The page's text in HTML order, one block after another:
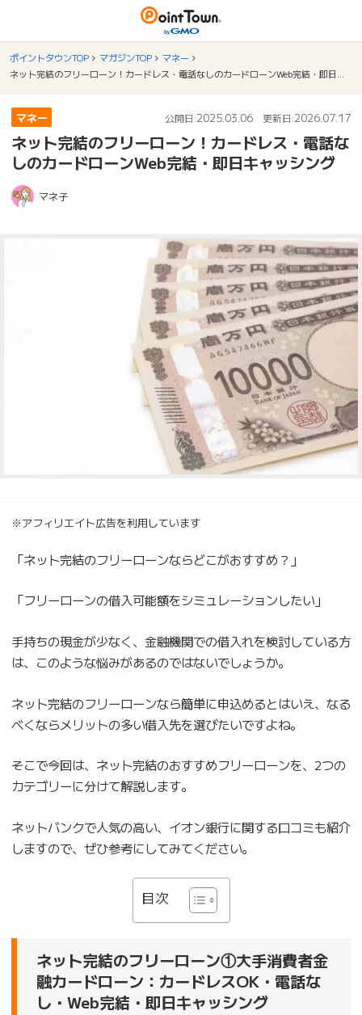
ポイントタウンTOP マガジンTOP
マネー
マネー 公開日:2025.03.06 更新日:2026.07.17
ネット完結のフリーローン！カードレス・電話な
しのカードローンWeb完結・即日キャッシング
マネ子
※アフィリエイト広告を利用しています
「ネット完結のフリーローンならどこがおすすめ？」
「フリーローンの借入可能額をシミュレーションしたい」
手持ちの現金が少なく、金融機関での借入れを検討している方
は、このような悩みがあるのではないでしょうか。
ネット完結のフリーローンなら簡単に申込めるとはいえ、なる
べくならメリットの多い借入先を選びたいですよね。
そこで今回は、ネット完結のおすすめフリーローンを、2つの
カテゴリーに分けて解説します。
ネットバンクで人気の高い、イオン銀行に関する口コミも紹介
しますので、ぜひ参考にしてみてください。
目次
ネット完結のフリーローン①大手消費者金
融カードローン：カードレスOK・電話な
し・Web完結・即日キャッシング